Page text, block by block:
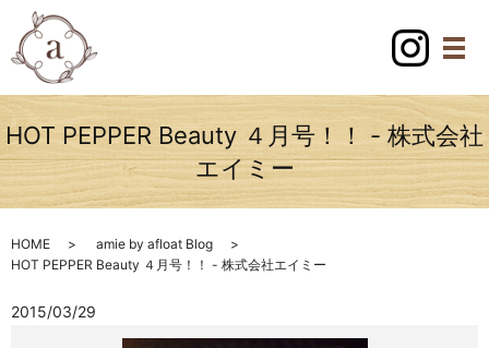
HOT PEPPER Beauty ４月号！！ - 株式会社
エイミー
HOME
amie by afloat Blog
HOT PEPPER Beauty ４月号！！ - 株式会社エイミー
2015/03/29